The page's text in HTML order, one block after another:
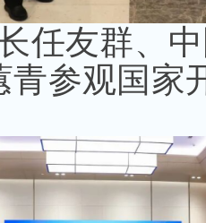
任友群、
青参观国家